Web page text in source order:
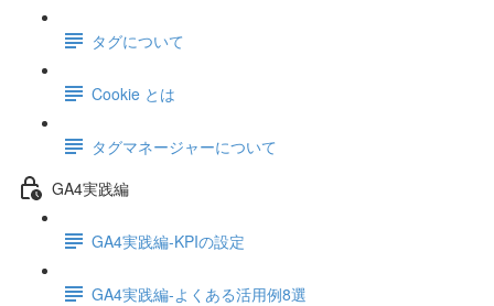
タグについて
Cookie とは
タグマネージャーについて
GA4実践編
GA4実践編-KPIの設定
GA4実践編-よくある活用例8選